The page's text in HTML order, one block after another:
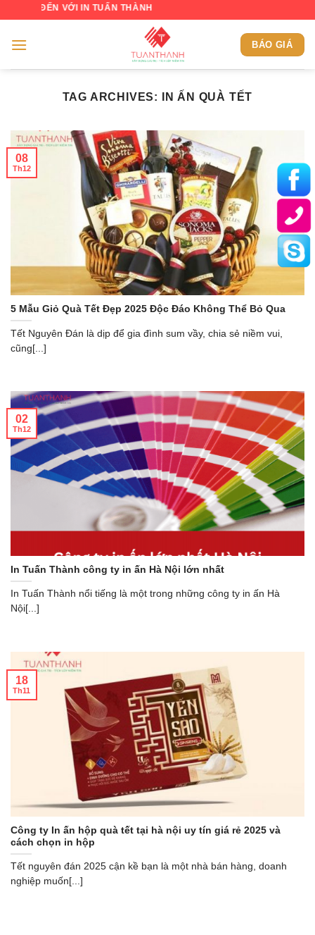
content
ĐẾN VỚI IN TUẤN THÀNH
BÁO GIÁ
TAG ARCHIVES: IN ẤN QUÀ TẾT
5 Mẫu Giỏ Quà Tết Đẹp 2025 Độc Đáo Không Thể Bỏ Qua
Tết Nguyên Đán là dịp để gia đình sum vầy, chia sẻ niềm vui,
cũng[...]
08
Th12
In Tuấn Thành công ty in ấn Hà Nội lớn nhất
In Tuấn Thành nổi tiếng là một trong những công ty in ấn Hà
Nội[...]
02
Th12
Công ty In ấn hộp quà tết tại hà nội uy tín giá rẻ 2025 và
cách chọn in hộp
Tết nguyên đán 2025 cận kề bạn là một nhà bán hàng, doanh
nghiệp muốn[...]
18
Th11